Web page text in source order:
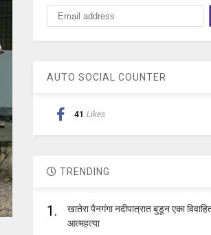
AUTO SOCIAL COUNTER
41 Likes
TRENDING
1.
खातेरा पैनगंगा नदीपात्रात बुडून एका
आत्महत्या